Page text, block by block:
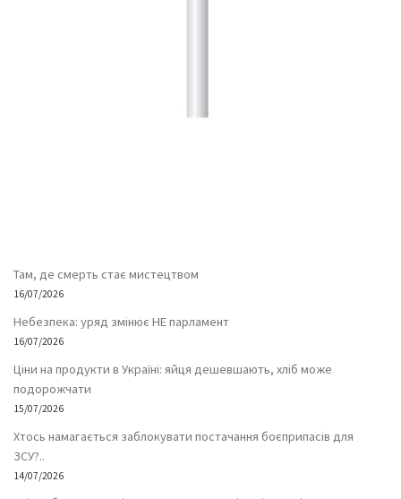
Там, де смерть стає мистецтвом
16/07/2026
Небезпека: уряд змінює НЕ парламент
16/07/2026
Ціни на продукти в Україні: яйця дешевшають, хліб може
подорожчати
15/07/2026
Хтось намагається заблокувати постачання боєприпасів для
ЗСУ?..
14/07/2026